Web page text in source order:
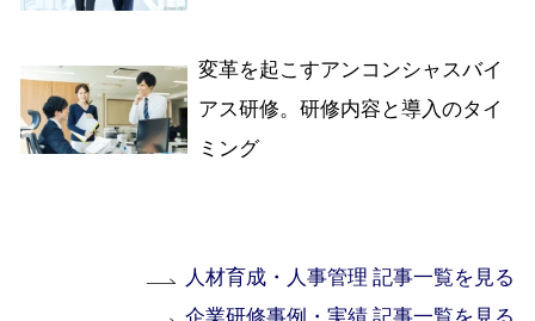
変革を起こすアンコンシャスバイ
アス研修。研修内容と導入のタイ
ミング
人材育成・人事管理 記事一覧を見る